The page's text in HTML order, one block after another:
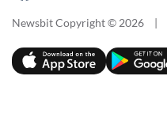
Newsbit Copyright © 2026 |